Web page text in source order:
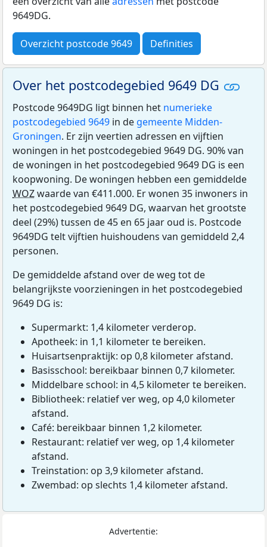
9649DG.
Overzicht postcode 9649 Definities
Over het postcodegebied 9649 DG
Postcode 9649DG ligt binnen het numerieke
postcodegebied 9649 in de gemeente Midden-
Groningen. Er zijn veertien adressen en vijftien
woningen in het postcodegebied 9649 DG. 90% van
de woningen in het postcodegebied 9649 DG is een
koopwoning. De woningen hebben een gemiddelde
WOZwaarde van €411.000. Er wonen 35 inwoners in
het postcodegebied 9649 DG, waarvan het grootste
deel (29%) tussen de 45 en 65 jaar oud is. Postcode
9649DG telt vijftien huishoudens van gemiddeld 2,4
personen.
De gemiddelde afstand over de weg tot de
belangrijkste voorzieningen in het postcodegebied
9649 DG is:
Supermarkt: 1,4 kilometer verderop.
Apotheek: in 1,1 kilometer te bereiken.
Huisartsenpraktijk: op 0,8 kilometer afstand.
Basisschool: bereikbaar binnen 0,7 kilometer.
Middelbare school: in 4,5 kilometer te bereiken.
Bibliotheek: relatief ver weg, op 4,0 kilometer
afstand.
Café: bereikbaar binnen 1,2 kilometer.
Restaurant: relatief ver weg, op 1,4 kilometer
afstand.
Treinstation: op 3,9 kilometer afstand.
Zwembad: op slechts 1,4 kilometer afstand.
Advertentie: